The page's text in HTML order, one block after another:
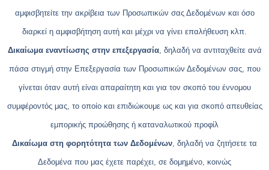
αμφισβητείτε την ακρίβεια των Προσωπικών σας Δεδομένων και όσο
διαρκεί η αμφισβήτηση αυτή και μέχρι να γίνει επαλήθευση κλπ.
Δικαίωμα εναντίωσης στην επεξεργασία, δηλαδή να αντιταχθείτε ανά
πάσα στιγμή στην Επεξεργασία των Προσωπικών Δεδομένων σας, που
γίνεται όταν αυτή είναι απαραίτητη και για τον σκοπό του έννομου
συμφέροντός μας, το οποίο και επιδιώκουμε ως και για σκοπό απευθείας
εμπορικής προώθησης ή καταναλωτικού προφίλ
Δικαίωμα στη φορητότητα των Δεδομένων, δηλαδή να ζητήσετε τα
Δεδομένα που μας έχετε παρέχει, σε δομημένο, κοινώς